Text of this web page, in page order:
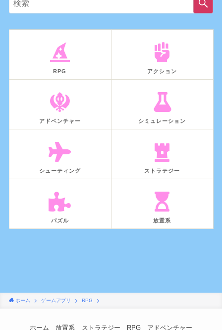
RPG アクション
アドベンチャー シミュレーション
シューティング ストラテジー
パズル 放置系
ホーム ゲームアプリ RPG
ホーム 放置系 ストラテジー RPG アドベンチャー